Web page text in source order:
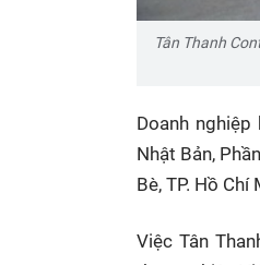
Tân Thanh
Doanh
Nhật Bản,
Bè, TP. Hồ
Việc Tân